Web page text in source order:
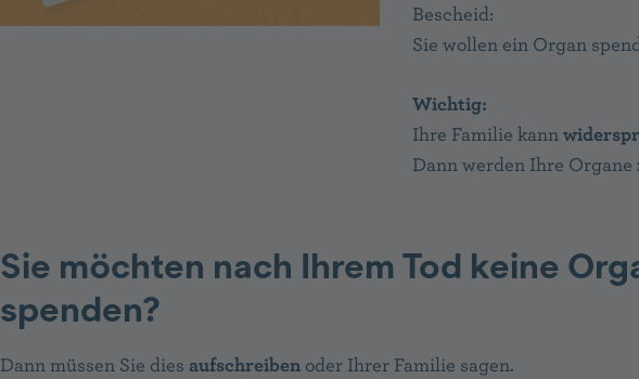
Bescheid:
Sie wollen ein Organ
Wichtig:
Ihre Familie kann
Dann werden Ihre Organe
Sie möchten nach Ihrem Tod keine
spenden?
Dann müssen Sie dies aufschreiben oder Ihrer Familie sagen.